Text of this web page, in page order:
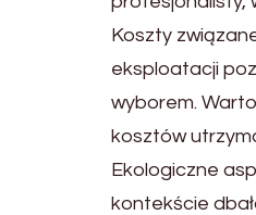
Koszty
eksploatacji
wyborem.
kosztów
Ekologiczne
kontekście